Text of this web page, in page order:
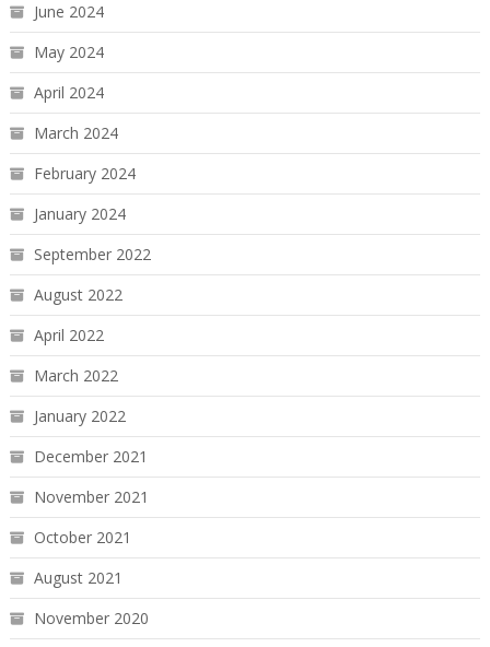
June 2024
May 2024
April 2024
March 2024
February 2024
January 2024
September 2022
August 2022
April 2022
March 2022
January 2022
December 2021
November 2021
October 2021
August 2021
November 2020